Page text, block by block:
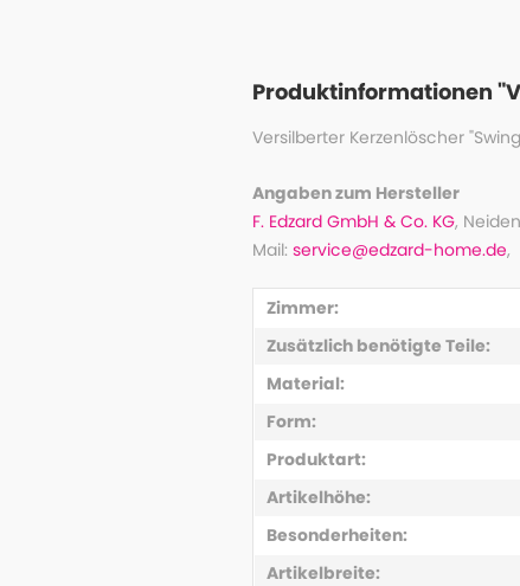
Produktinformationen
Versilberter Kerzenlöscher
Angaben zum Hersteller
F. Edzard GmbH & Co. KG,
Mail: service@edzard-home.de,
Zimmer:
Zusätzlich benötigte Teile:
Material:
Form:
Produktart:
Artikelhöhe:
Besonderheiten:
Artikelbreite: